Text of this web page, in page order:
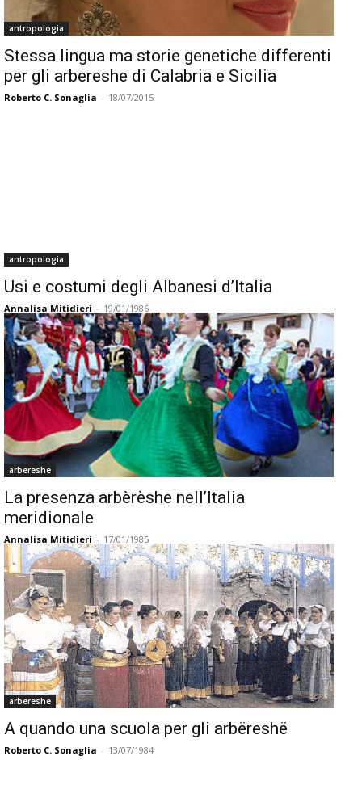
antropologia
Stessa lingua ma storie genetiche differenti
per gli arbereshe di Calabria e Sicilia
Roberto C. Sonaglia - 18/07/2015
antropologia
Usi e costumi degli Albanesi d’Italia
Annalisa Mitidieri - 19/01/1986
arbereshe
La presenza arbèrèshe nell’Italia
meridionale
Annalisa Mitidieri - 17/01/1985
arbereshe
A quando una scuola per gli arbëreshë
Roberto C. Sonaglia - 13/07/1984